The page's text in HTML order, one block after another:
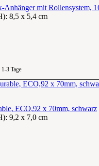
Anhänger mit Rollensystem,
8,5 x 5,4 cm
3 Tage
ECO,92 x 70mm, schwarz
9,2 x 7,0 cm